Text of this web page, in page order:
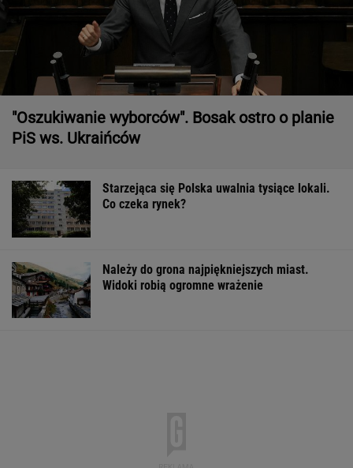
"Oszukiwanie wyborców". Bosak ostro o planie
PiS ws. Ukraińców
Starzejąca się Polska uwalnia tysiące lokali.
Co czeka rynek?
Należy do grona najpiękniejszych miast.
Widoki robią ogromne wrażenie